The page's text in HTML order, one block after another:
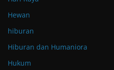
Hewan
hiburan
Hiburan dan Humaniora
Hukum